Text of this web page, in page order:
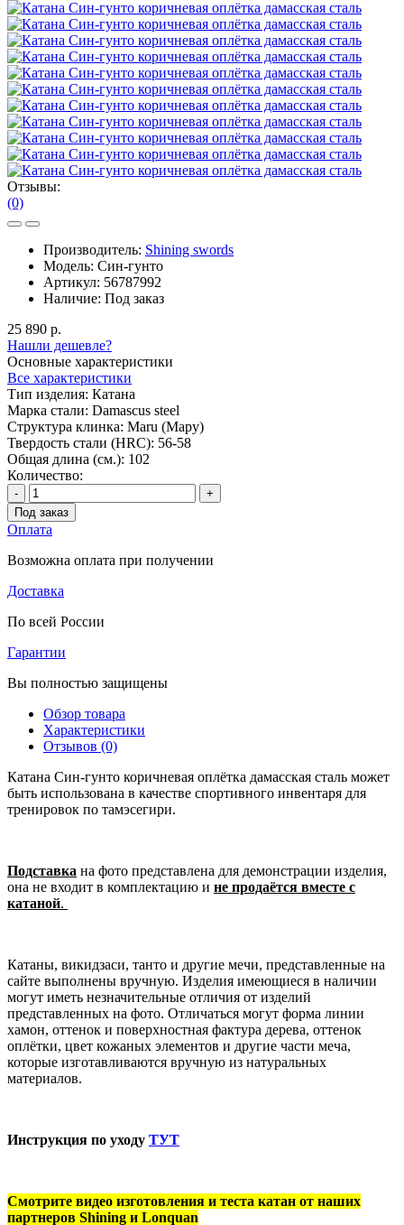
Отзывы:
(0)
Производитель: Shining swords
Модель: Син-гунто
Артикул: 56787992
Наличие: Под заказ
25 890 р.
Нашли дешевле?
Основные характеристики
Все характеристики
Тип изделия: Катана
Марка стали: Damascus steel
Структура клинка: Maru (Мару)
Твердость стали (HRC): 56-58
Общая длина (см.): 102
Количество:
-
+
Под заказ
Оплата
Возможна оплата при получении
Доставка
По всей России
Гарантии
Вы полностью защищены
Обзор товара
Характеристики
Отзывов (0)
Катана Син-гунто коричневая оплётка дамасская сталь может
быть использована в качестве спортивного инвентаря для
тренировок по тамэсегири.
Подставка на фото представлена для демонстрации изделия,
она не входит в комплектацию и не продаётся вместе с
катаной.
Катаны, викидзаси, танто и другие мечи, представленные на
сайте выполнены вручную. Изделия имеющиеся в наличии
могут иметь незначительные отличия от изделий
представленных на фото. Отличаться могут форма линии
хамон, оттенок и поверхностная фактура дерева, оттенок
оплётки, цвет кожаных элементов и другие части меча,
которые изготавливаются вручную из натуральных
материалов.
Инструкция по уходу ТУТ
Смотрите видео изготовления и теста катан от наших
партнеров Shining и Lonquan